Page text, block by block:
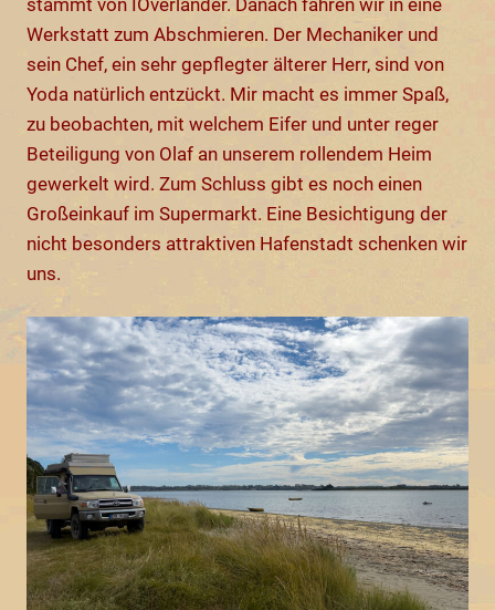
Werkstatt zum Abschmieren. Der Mechaniker und
sein Chef, ein sehr gepflegter älterer Herr, sind von
Yoda natürlich entzückt. Mir macht es immer Spaß,
zu beobachten, mit welchem Eifer und unter reger
Beteiligung von Olaf an unserem rollendem Heim
gewerkelt wird. Zum Schluss gibt es noch einen
Großeinkauf im Supermarkt. Eine Besichtigung der
nicht besonders attraktiven Hafenstadt schenken wir
uns.